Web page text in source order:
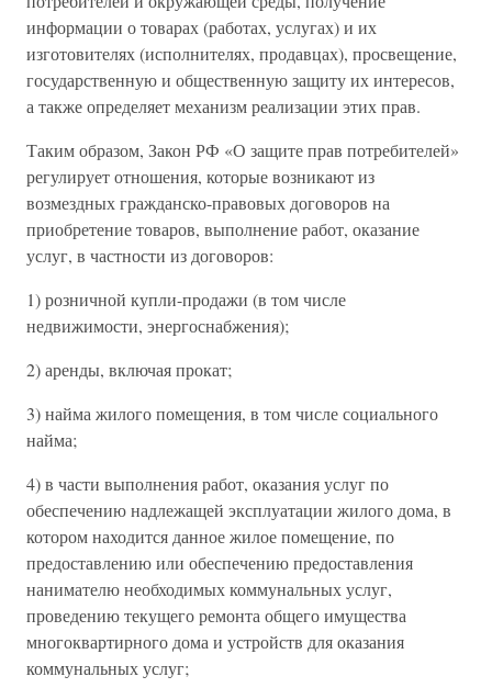
информации о товарах (работах, услугах) и их
изготовителях (исполнителях, продавцах), просвещение,
государственную и общественную защиту их интересов,
а также определяет механизм реализации этих прав.
Таким образом, Закон РФ «О защите прав потребителей»
регулирует отношения, которые возникают из
возмездных гражданско-правовых договоров на
приобретение товаров, выполнение работ, оказание
услуг, в частности из договоров:
1) розничной купли-продажи (в том числе
недвижимости, энергоснабжения);
2) аренды, включая прокат;
3) найма жилого помещения, в том числе социального
найма;
4) в части выполнения работ, оказания услуг по
обеспечению надлежащей эксплуатации жилого дома, в
котором находится данное жилое помещение, по
предоставлению или обеспечению предоставления
нанимателю необходимых коммунальных услуг,
проведению текущего ремонта общего имущества
многоквартирного дома и устройств для оказания
коммунальных услуг;